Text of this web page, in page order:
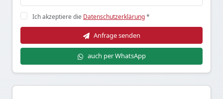
Ich akzeptiere die Datenschutzerklärung*
Anfrage senden
auch per WhatsApp